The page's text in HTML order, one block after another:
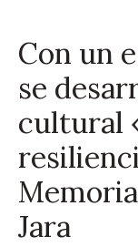
Con un
se
cultural
Jara